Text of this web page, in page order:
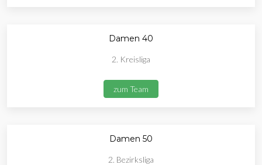
Damen 40
2. Kreisliga
zum Team
Damen 50
2. Bezirksliga